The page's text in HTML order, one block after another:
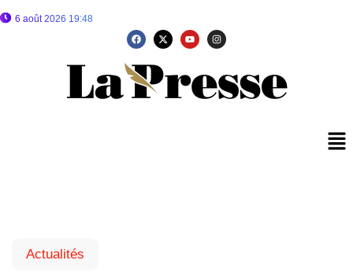
6 août 2026 19:48
Actualités